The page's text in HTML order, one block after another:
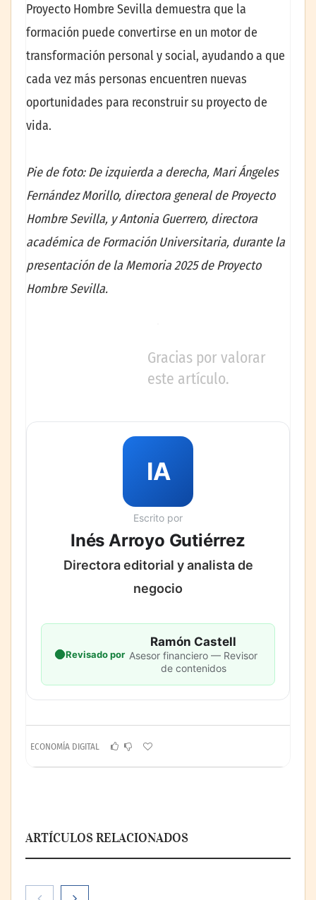
Proyecto Hombre Sevilla demuestra que la
formación puede convertirse en un motor de
transformación personal y social, ayudando a que
cada vez más personas encuentren nuevas
oportunidades para reconstruir su proyecto de
vida.
Pie de foto: De izquierda a derecha, Mari Ángeles
Fernández Morillo, directora general de Proyecto
Hombre Sevilla, y Antonia Guerrero, directora
académica de Formación Universitaria, durante la
presentación de la Memoria 2025 de Proyecto
Hombre Sevilla.
Gracias por valorar
este artículo.
IA
Escrito por
Inés Arroyo Gutiérrez
Directora editorial y analista de
negocio
Revisado por
Ramón Castell
Asesor financiero — Revisor
de contenidos
ECONOMÍA DIGITAL
ARTÍCULOS RELACIONADOS